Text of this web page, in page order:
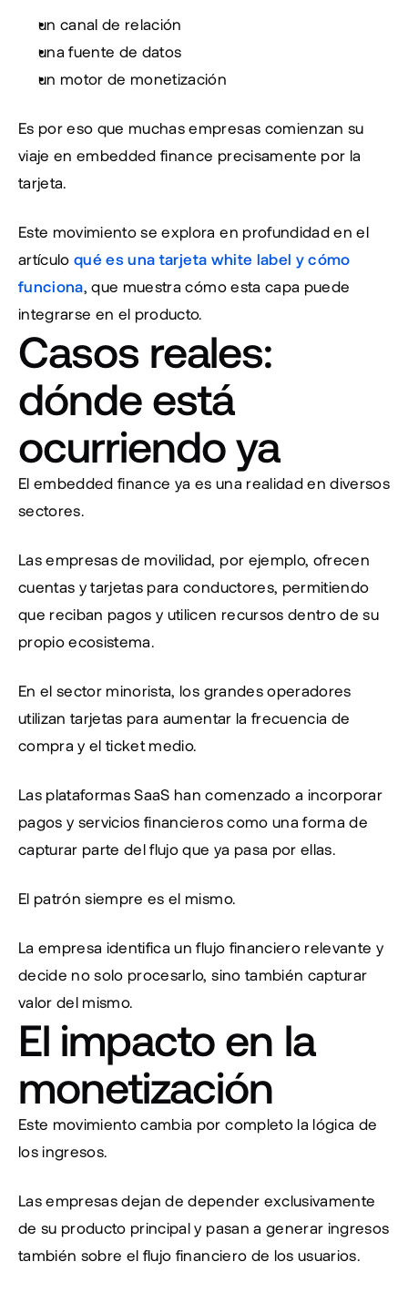
un canal de relación
una fuente de datos
un motor de monetización
Es por eso que muchas empresas comienzan su
viaje en embedded finance precisamente por la
tarjeta.
Este movimiento se explora en profundidad en el
artículo qué es una tarjeta white label y cómo
funciona, que muestra cómo esta capa puede
integrarse en el producto.
Casos reales:
dónde está
ocurriendo ya
El embedded finance ya es una realidad en diversos
sectores.
Las empresas de movilidad, por ejemplo, ofrecen
cuentas y tarjetas para conductores, permitiendo
que reciban pagos y utilicen recursos dentro de su
propio ecosistema.
En el sector minorista, los grandes operadores
utilizan tarjetas para aumentar la frecuencia de
compra y el ticket medio.
Las plataformas SaaS han comenzado a incorporar
pagos y servicios financieros como una forma de
capturar parte del flujo que ya pasa por ellas.
El patrón siempre es el mismo.
La empresa identifica un flujo financiero relevante y
decide no solo procesarlo, sino también capturar
valor del mismo.
El impacto en la
monetización
Este movimiento cambia por completo la lógica de
los ingresos.
Las empresas dejan de depender exclusivamente
de su producto principal y pasan a generar ingresos
también sobre el flujo financiero de los usuarios.